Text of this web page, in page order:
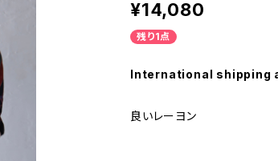
¥14,080
残り1点
International shipping
良いレーヨン